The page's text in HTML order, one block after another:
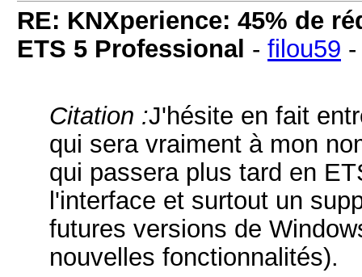
RE: KNXperience: 45% de
ETS 5 Professional - filou59
Citation :J'hésite en fait
qui sera vraiment à mon
qui passera plus tard en
l'interface et surtout un
futures versions de
nouvelles fonctionnalités).